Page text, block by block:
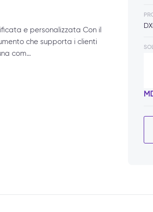
e personalizzata Con il
che supporta i clienti
com…